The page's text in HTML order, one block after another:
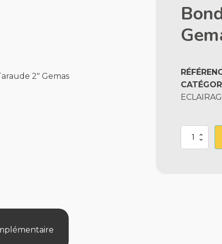
quantité